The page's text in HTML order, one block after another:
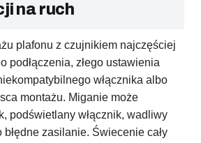
na ruch
plafonu z czujnikiem najczęściej
podłączenia, złego ustawienia
włącznika albo
montażu. Miganie może
podświetlany włącznik, wadliwy
zasilanie. Świecenie cały